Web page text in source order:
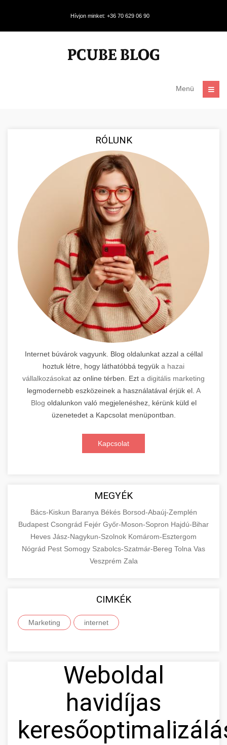
Hívjon minket: +36 70 629 06 90
Menü
RÓLUNK
Internet búvárok vagyunk. Blog oldalunkat azzal a céllal
hoztuk létre, hogy láthatóbbá tegyük a hazai
vállalkozásokat az online térben. Ezt a digitális marketing
legmodernebb eszközeinek a használatával érjük el. A
Blog oldalunkon való megjelenéshez, kérünk küld el
üzenetedet a Kapcsolat menüpontban.
Kapcsolat
MEGYÉK
Bács-Kiskun Baranya Békés Borsod-Abaúj-Zemplén
Budapest Csongrád Fejér Győr-Moson-Sopron Hajdú-Bihar
Heves Jász-Nagykun-Szolnok Komárom-Esztergom
Nógrád Pest Somogy Szabolcs-Szatmár-Bereg Tolna Vas
Veszprém Zala
CIMKÉK
Marketing internet
Weboldal
havidíjas